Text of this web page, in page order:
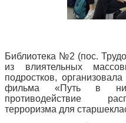
Библиотека №2 (пос.
из влиятельных
подростков,
фильма «Путь в
противодействие
терроризма для